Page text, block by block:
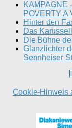
KAMPAGNE
POVERTY A
Hinter den
Das
Die Bühne
Glanzlichter
Sennheiser
Cookie-Hinweis